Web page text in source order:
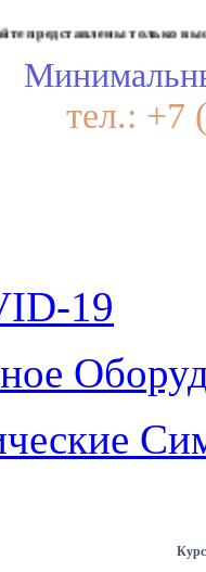
только
тел.: +7
19